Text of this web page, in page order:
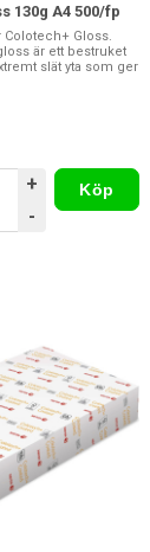
130g A4 500/fp
Gloss.
är ett bestruket
slät yta som ger
+
-
Köp